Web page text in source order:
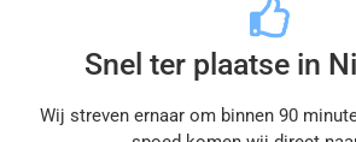
Snel ter plaatse in
Wij streven ernaar om binnen 90